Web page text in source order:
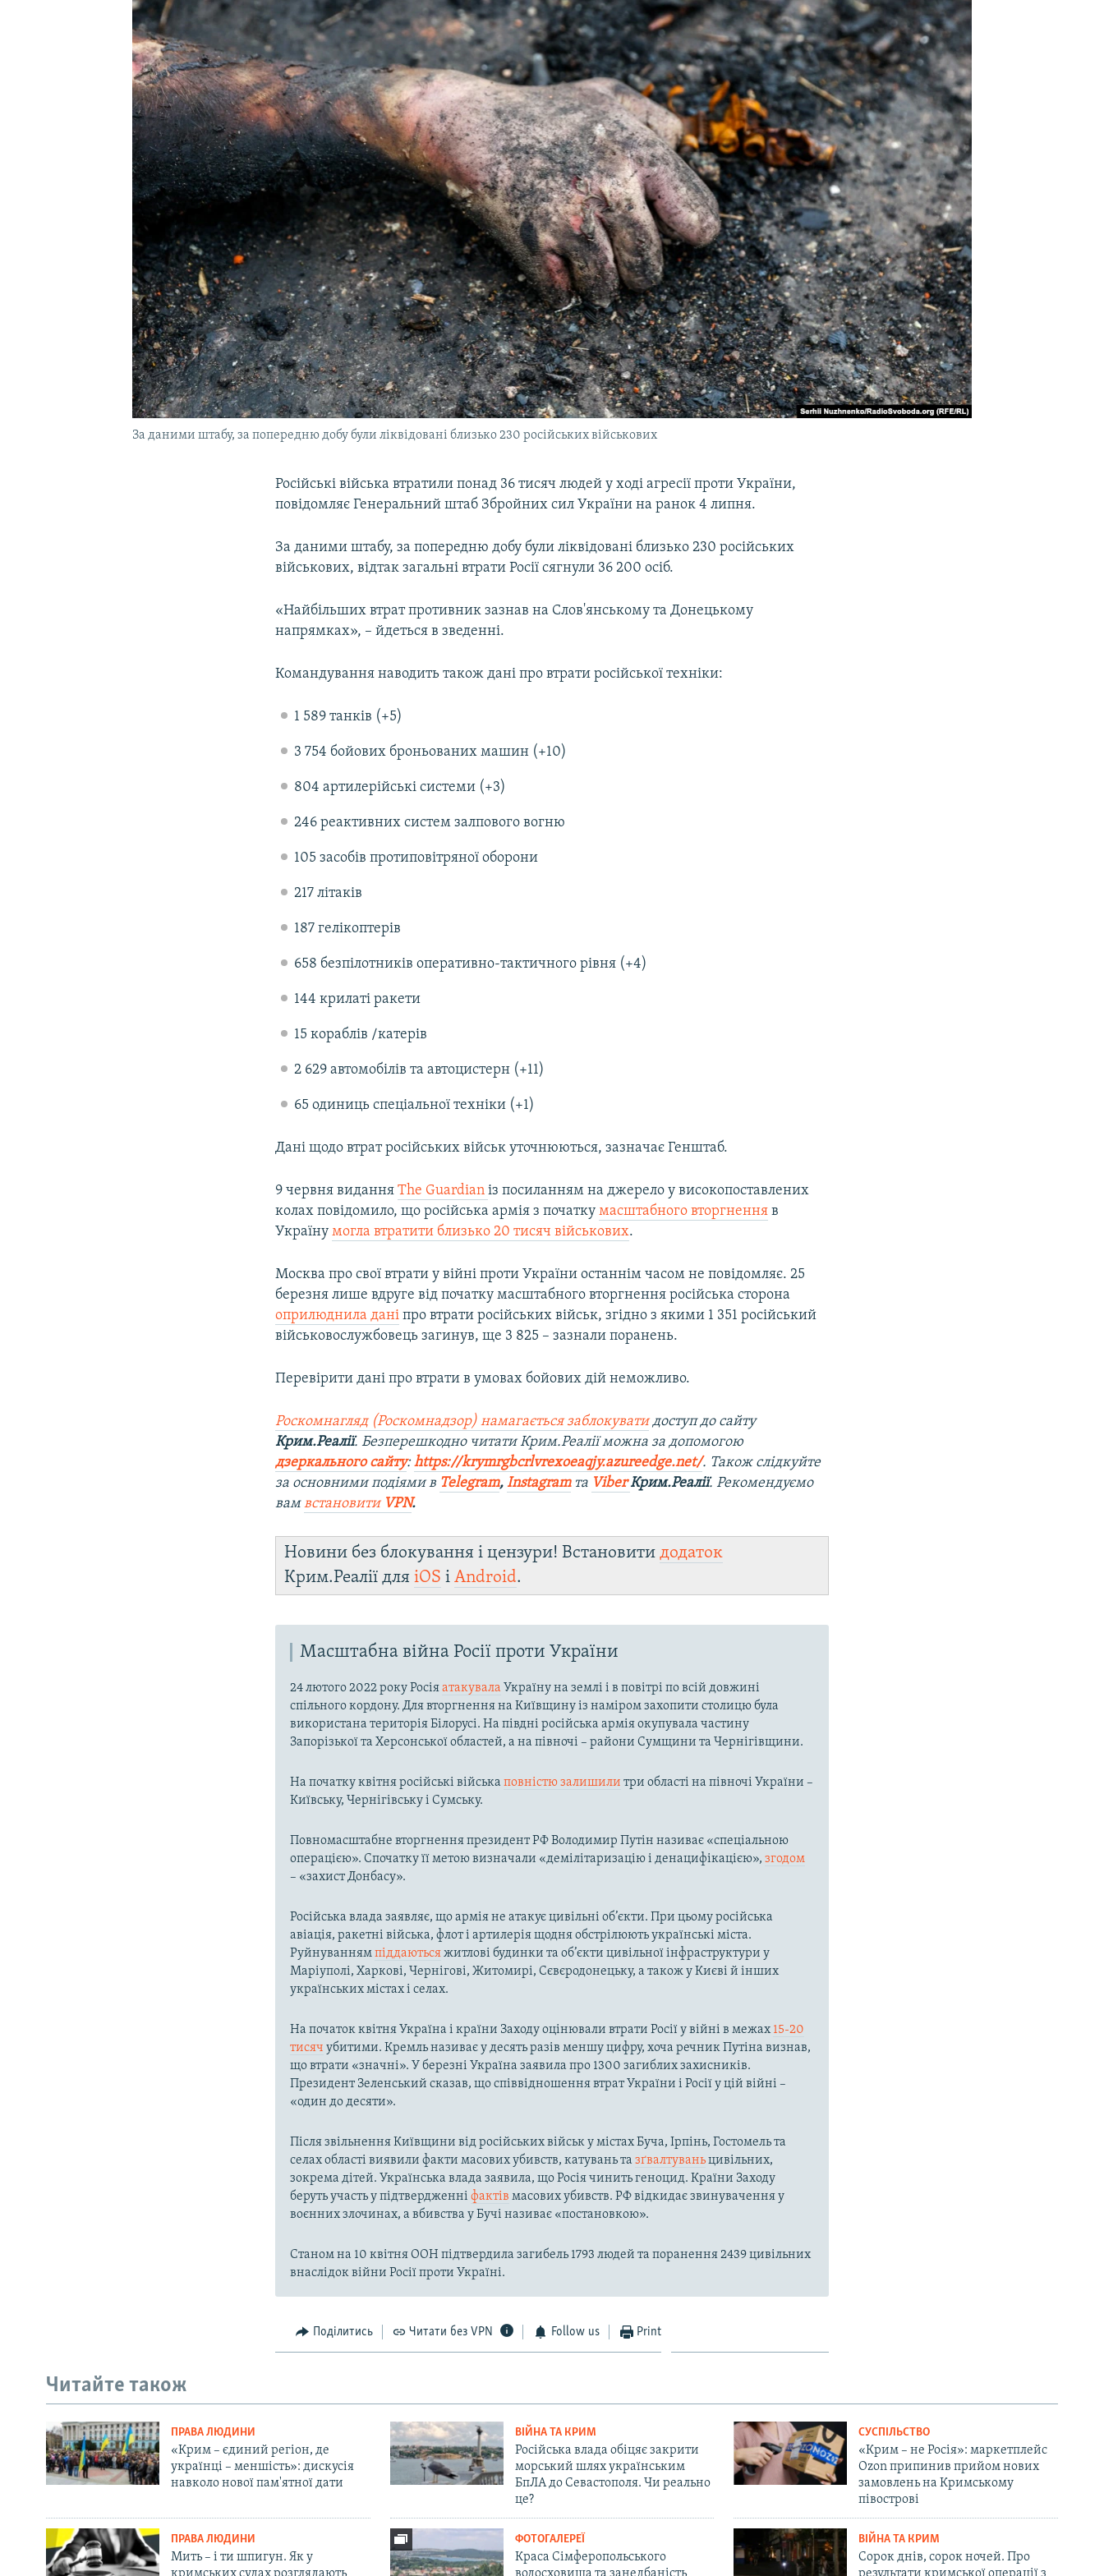
УКРАЇНСЬКА ПРОБЛЕМА КРИМУ
За даними штабу, за попередню добу були ліквідовані близько 230 російських військових
Російські війська втратили понад 36 тисяч людей у ході агресії проти України,
повідомляє Генеральний штаб Збройних сил України на ранок 4 липня.
За даними штабу, за попередню добу були ліквідовані близько 230 російських
військових, відтак загальні втрати Росії сягнули 36 200 осіб.
«Найбільших втрат противник зазнав на Слов'янському та Донецькому
напрямках», – йдеться в зведенні.
Командування наводить також дані про втрати російської техніки:
1 589 танків (+5)
3 754 бойових броньованих машин (+10)
804 артилерійські системи (+3)
246 реактивних систем залпового вогню
105 засобів протиповітряної оборони
217 літаків
187 гелікоптерів
658 безпілотників оперативно-тактичного рівня (+4)
144 крилаті ракети
15 кораблів /катерів
2 629 автомобілів та автоцистерн (+11)
65 одиниць спеціальної техніки (+1)
Дані щодо втрат російських військ уточнюються, зазначає Генштаб.
9 червня виданняThe Guardianіз посиланням на джерело у високопоставлених
колах повідомило, що російська армія з початкумасштабного вторгнення в
Українумогла втратити близько 20 тисяч військових.
Москва про свої втрати у війні проти України останнім часом не повідомляє. 25
березня лише вдруге від початку масштабного вторгнення російська сторона
оприлюднила дані про втрати російських військ, згідно з якими 1 351 російський
військовослужбовець загинув, ще 3 825 – зазнали поранень​.
Перевірити дані про втрати в умовах бойових дій неможливо.
Роскомнагляд (Роскомнадзор) намагається заблокуватидоступ до сайту
Крим.Реалії. Безперешкодно читати Крим.Реалії можна за допомогою
дзеркального сайту:https://krymrgbcrlvrexoeaqjy.azureedge.net/. Також слідкуйте
за основними подіями в Telegram,Instagramта ViberКрим.Реалії. Рекомендуємо
вамвстановити VPN.
Новини без блокування і цензури! Встановитидодаток
Крим.Реалії дляiOS іAndroid.
Масштабна війна Росії проти України
24 лютого 2022 року Росіяатакувала Україну на землі і в повітрі по всій довжині
спільного кордону. Для вторгнення на Київщину із наміром захопити столицю була
використана територія Білорусі. На півдні російська армія окупувала частину
Запорізької та Херсонської областей, а на півночі – райони Сумщини та Чернігівщини.
На початку квітня російські військаповністю залишили три області на півночі України –
Київську, Чернігівську і Сумську.
Повномасштабне вторгнення президент РФ Володимир Путін називає «спеціальною
операцією». Спочатку її метою визначали «демілітаризацію і денацифікацією»,згодом
– «захист Донбасу».
Російська влада заявляє, що армія не атакує цивільні об’єкти. При цьому російська
авіація, ракетні війська, флот і артилерія щодня обстрілюють українські міста.
Руйнуваннямпіддаютьсяжитлові будинки та об’єкти цивільної інфраструктури у
Маріуполі, Харкові, Чернігові, Житомирі, Сєвєродонецьку, а також у Києві й інших
українських містах і селах.
На початок квітня Україна і країни Заходу оцінювали втрати Росії у війні в межах 15-20
тисяч убитими. Кремль називає у десять разів меншу цифру, хоча речник Путіна визнав,
що втрати «значні». У березні Україна заявила про 1300 загиблих захисників.
Президент Зеленський сказав, що співвідношення втрат України і Росії у цій війні –
«один до десяти».
Після звільнення Київщини від російських військ у містах Буча, Ірпінь, Гостомель та
селах області виявили факти масових убивств, катувань тазґвалтуваньцивільних,
зокрема дітей. Українська влада заявила, що Росія чинить геноцид. Країни Заходу
беруть участь у підтвердженніфактів масових убивств. РФ відкидає звинувачення у
воєнних злочинах, а вбивства у Бучі називає «постановкою».
Станом на 10 квітня ООН підтвердила загибель 1793 людей та поранення 2439 цивільних
внаслідок війни Росії проти Україні.
Поділитись Читати без VPN Follow us Print
Читайте також
ПРАВА ЛЮДИНИ
«Крим – єдиний регіон, де
українці – меншість»: дискусія
навколо нової пам'ятної дати
ВІЙНА ТА КРИМ
Російська влада обіцяє закрити
морський шлях українським
БпЛА до Севастополя. Чи реально
це?
СУСПІЛЬСТВО
«Крим – не Росія»: маркетплейс
Ozon припинив прийом нових
замовлень на Кримському
півострові
ПРАВА ЛЮДИНИ
Мить – і ти шпигун. Як у
кримських судах розглядають
ФОТОГАЛЕРЕЇ
Краса Сімферопольського
водосховища та занедбаність
ВІЙНА ТА КРИМ
Сорок днів, сорок ночей. Про
результати кримської операції з